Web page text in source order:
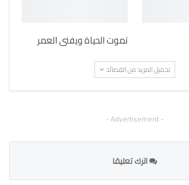
تموت الحياة ويفنى العمر
تحميل المزيد من القصائد
- Advertisement -
اترك تعليقا